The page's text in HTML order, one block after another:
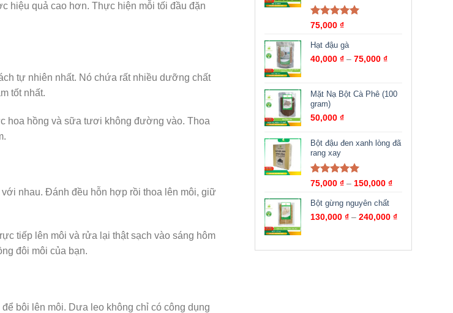
hiệu quả cao hơn. Thực hiện mỗi tối đầu đặn
tự nhiên nhất. Nó chứa rất nhiều dưỡng chất
tốt nhất.
hoa hồng và sữa tươi không đường vào. Thoa
nhau. Đánh đều hỗn hợp rồi thoa lên môi, giữ
tiếp lên môi và rửa lại thật sạch vào sáng hôm
đôi môi của bạn.
bôi lên môi. Dưa leo không chỉ có công dụng
Được xếp
sao
75,000 ₫
Hạt đậu gà
40,000 ₫– 75,000 ₫
Mặt Nạ Bột Cà Phê (100
gram)
50,000 ₫
Bột đậu đen xanh lòng đã
rang xay
Được xếp
sao
75,000 ₫– 150,000 ₫
Bột gừng nguyên chất
130,000 ₫– 240,000 ₫